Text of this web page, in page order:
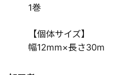
1巻
【個体サイズ】
幅12mm×長さ30m